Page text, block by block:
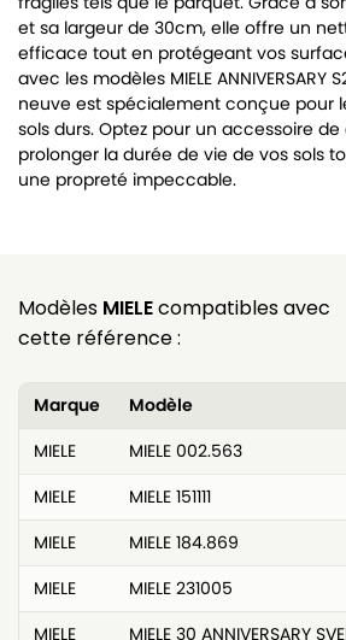
et sa largeur de 30cm, elle offre un
efficace tout en protégeant vos
avec les modèles MIELE ANNIVERSARY
neuve est spécialement conçue pour
sols durs. Optez pour un accessoire
prolonger la durée de vie de vos sols
une propreté impeccable.
Modèles MIELEcompatibles avec
cette référence :
Marque
Modèle
MIELE
MIELE 002.563
MIELE
MIELE 151111
MIELE
MIELE 184.869
MIELE
MIELE 231005
MIELE
MIELE 30 ANNIVERSARY